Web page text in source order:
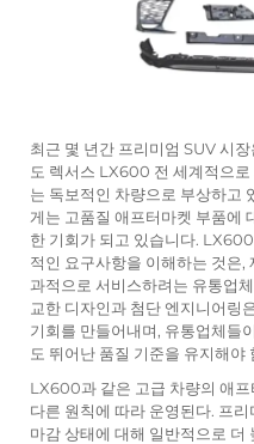
최근 몇 년간 프리미엄 SUV 시
도 렉서스 LX600 전 세계적으
는 독보적인 차량으로 부상하고
게는 고품질 애프터마켓 부품에
한 기회가 되고 있습니다.
적인 요구사항을 이해하는 것은,
과적으로 서비스하려는 유통업
교한 디자인과 첨단 엔지니어링
기회를 만들어내며, 유통업체들
도 뛰어난 품질 기준을 유지해야
LX600과 같은 고급 차량의 애
다른 원칙에 따라 운영된다. 프
마감 상태에 대해 일반적으로 더